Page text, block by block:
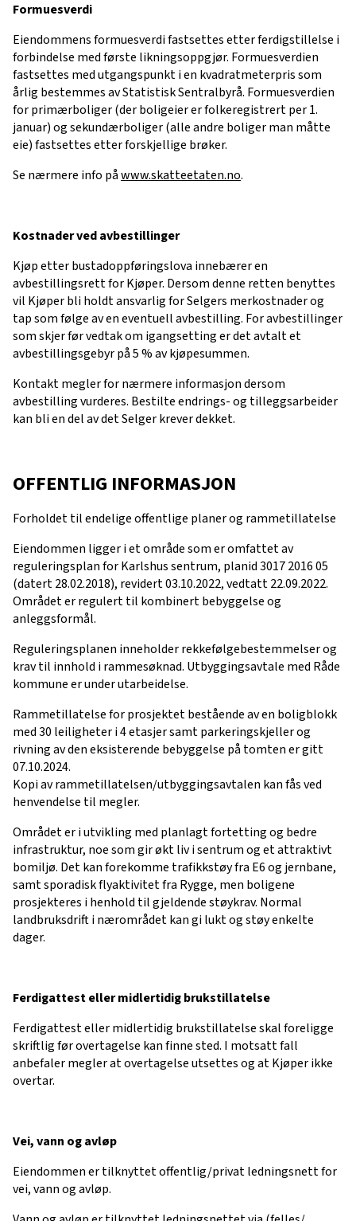
Formuesverdi
Eiendommens formuesverdi fastsettes etter ferdigstillelse i
forbindelse med første likningsoppgjør. Formuesverdien
fastsettes med utgangspunkt i en kvadratmeterpris som
årlig bestemmes av Statistisk Sentralbyrå. Formuesverdien
for primærboliger (der boligeier er folkeregistrert per 1.
januar) og sekundærboliger (alle andre boliger man måtte
eie) fastsettes etter forskjellige brøker.
Se nærmere info påwww.skatteetaten.no.
Kostnader ved avbestillinger
Kjøp etter bustadoppføringslova innebærer en
avbestillingsrett for Kjøper. Dersom denne retten benyttes
vil Kjøper bli holdt ansvarlig for Selgers merkostnader og
tap som følge av en eventuell avbestilling. For avbestillinger
som skjer før vedtak om igangsetting er det avtalt et
avbestillingsgebyr på 5 % av kjøpesummen.
Kontakt megler for nærmere informasjon dersom
avbestilling vurderes. Bestilte endrings- og tilleggsarbeider
kan bli en del av det Selger krever dekket.
OFFENTLIG INFORMASJON
Forholdet til endelige offentlige planer og rammetillatelse
Eiendommen ligger i et område som er omfattet av
reguleringsplan for Karlshus sentrum, planid 3017 2016 05
(datert 28.02.2018), revidert 03.10.2022, vedtatt 22.09.2022.
Området er regulert til kombinert bebyggelse og
anleggsformål.
Reguleringsplanen inneholder rekkefølgebestemmelser og
krav til innhold i rammesøknad. Utbyggingsavtale med Råde
kommune er under utarbeidelse.
Rammetillatelse for prosjektet bestående av en boligblokk
med 30 leiligheter i 4 etasjer samt parkeringskjeller og
rivning av den eksisterende bebyggelse på tomten er gitt
07.10.2024.
Kopi av rammetillatelsen/utbyggingsavtalen kan fås ved
henvendelse til megler.
Området er i utvikling med planlagt fortetting og bedre
infrastruktur, noe som gir økt liv i sentrum og et attraktivt
bomiljø. Det kan forekomme trafikkstøy fra E6 og jernbane,
samt sporadisk flyaktivitet fra Rygge, men boligene
prosjekteres i henhold til gjeldende støykrav. Normal
landbruksdrift i nærområdet kan gi lukt og støy enkelte
dager.
Ferdigattest eller midlertidig brukstillatelse
Ferdigattest eller midlertidig brukstillatelse skal foreligge
skriftlig før overtagelse kan finne sted. I motsatt fall
anbefaler megler at overtagelse utsettes og at Kjøper ikke
overtar.
Vei, vann og avløp
Eiendommen er tilknyttet offentlig/privat ledningsnett for
vei, vann og avløp.